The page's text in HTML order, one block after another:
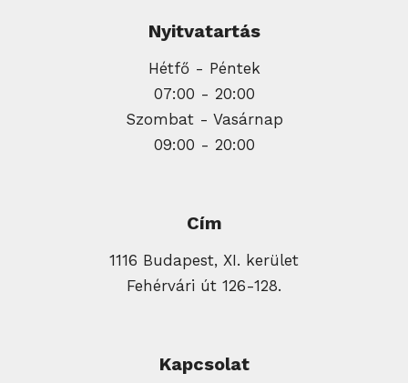
Nyitvatartás
Hétfő - Péntek
07:00 - 20:00
Szombat - Vasárnap
09:00 - 20:00
Cím
1116 Budapest, XI. kerület
Fehérvári út 126-128.
Kapcsolat